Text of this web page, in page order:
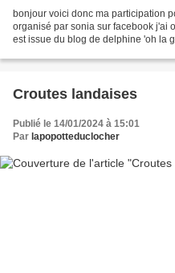
bonjour voici donc ma participation
organisé par sonia sur facebook j'ai
est issue du blog de delphine 'oh la
Croutes landaises
Publié le 14/01/2024 à 15:01
Par lapopotteduclocher